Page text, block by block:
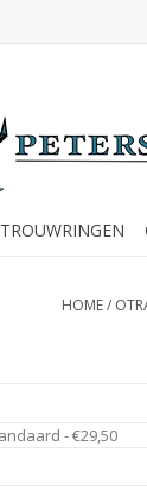
TROUWRINGEN
HOME/